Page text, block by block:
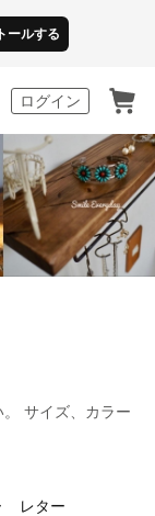
ールする
ログイン
サイズ、カラー
レター